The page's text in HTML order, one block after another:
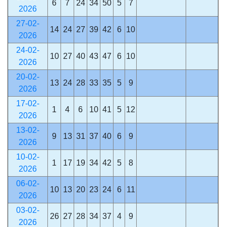
2026
6 7 24 34 50 5 7
27-02-
2026
14 24 27 39 42 6 10
24-02-
2026
10 27 40 43 47 6 10
20-02-
2026
13 24 28 33 35 5 9
17-02-
2026
1 4 6 10 41 5 12
13-02-
2026
9 13 31 37 40 6 9
10-02-
2026
1 17 19 34 42 5 8
06-02-
2026
10 13 20 23 24 6 11
03-02-
2026
26 27 28 34 37 4 9